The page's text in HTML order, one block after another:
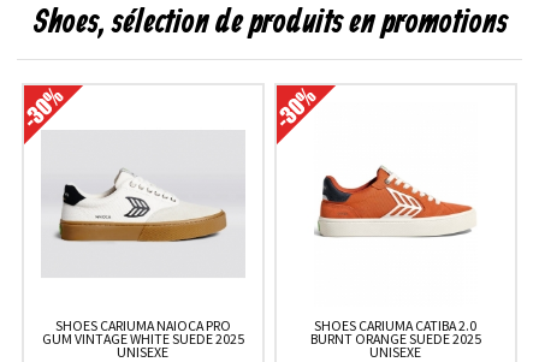
Shoes, sélection de produits en promotions
SHOES CARIUMA NAIOCA PRO
GUM VINTAGE WHITE SUEDE 2025
UNISEXE
SHOES CARIUMA CATIBA 2.0
BURNT ORANGE SUEDE 2025
UNISEXE